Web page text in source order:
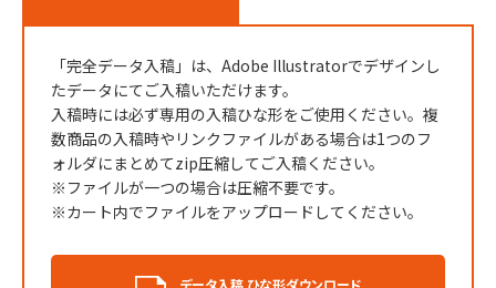
※ 再注文の際、仕上がりには商品の個体差や名入れ位置・色に若干の差が
生じる場合がございます。
「完全データ入稿」は、Adobe Illustratorでデザインし
たデータにてご入稿いただけます。
入稿時には必ず専用の入稿ひな形をご使用ください。複
数商品の入稿時やリンクファイルがある場合は1つのフ
ォルダにまとめてzip圧縮してご入稿ください。
※ファイルが一つの場合は圧縮不要です。
※カート内でファイルをアップロードしてください。
データ入稿 ひな形ダウンロード